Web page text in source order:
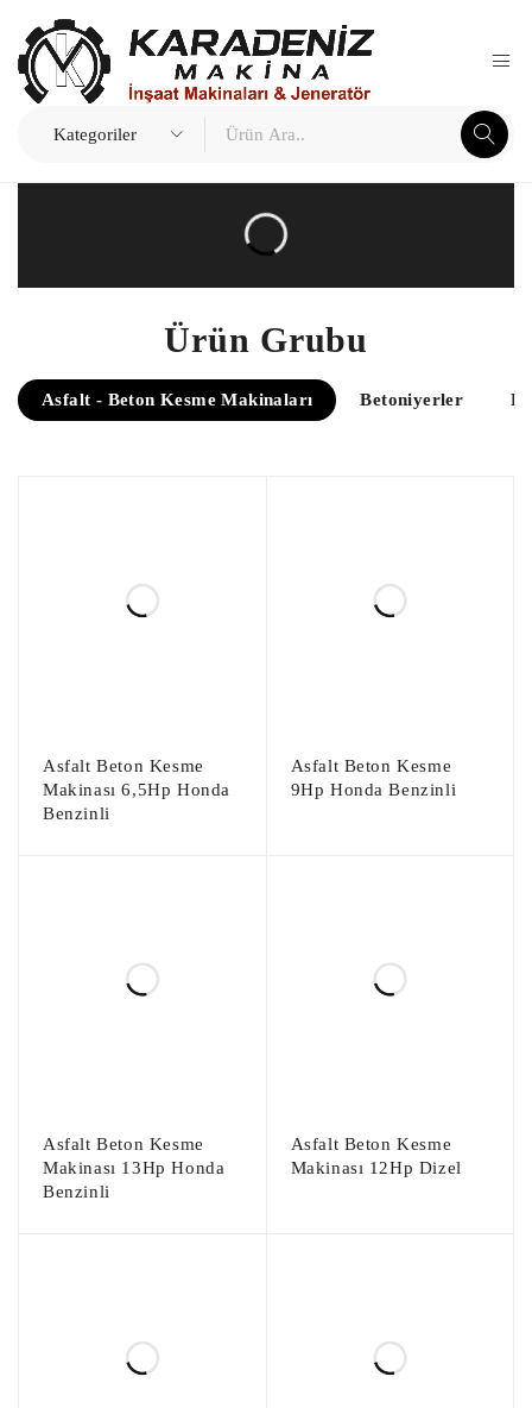
Ürün Grubu
Asfalt - Beton Kesme Makinaları Betoniyerler
Asfalt Beton Kesme
Makinası 6,5Hp Honda
Benzinli
Asfalt Beton Kesme
9Hp Honda Benzinli
Asfalt Beton Kesme
Makinası 13Hp Honda
Benzinli
Asfalt Beton Kesme
Makinası 12Hp Dizel